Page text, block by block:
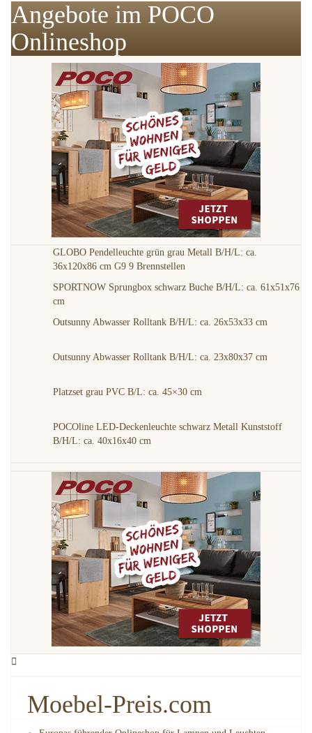
Angebote im POCO
Onlineshop
GLOBO Pendelleuchte grün grau Metall B/H/L: ca.
36x120x86 cm G9 9 Brennstellen
SPORTNOW Sprungbox schwarz Buche B/H/L: ca. 61x51x76
cm
Outsunny Abwasser Rolltank B/H/L: ca. 26x53x33 cm
Outsunny Abwasser Rolltank B/H/L: ca. 23x80x37 cm
Platzset grau PVC B/L: ca. 45×30 cm
POCOline LED-Deckenleuchte schwarz Metall Kunststoff
B/H/L: ca. 40x16x40 cm
Moebel-Preis.com